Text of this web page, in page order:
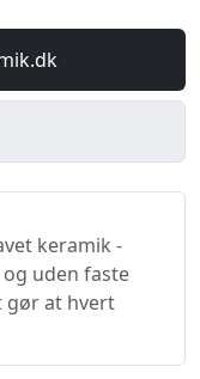
keramik -
uden faste
gør at hvert